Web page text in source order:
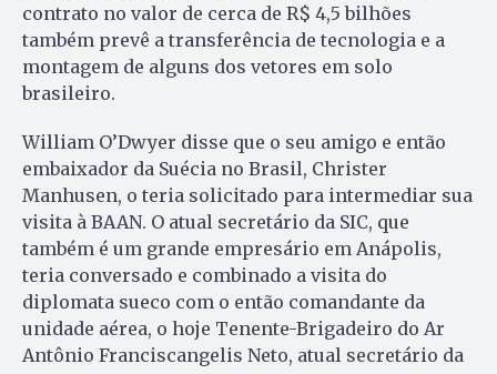
contrato no valor de cerca de R$ 4,5 bilhões
também prevê a transferência de tecnologia e a
montagem de alguns dos vetores em solo
brasileiro.
William O’Dwyer disse que o seu amigo e então
embaixador da Suécia no Brasil, Christer
Manhusen, o teria solicitado para intermediar sua
visita à BAAN. O atual secretário da SIC, que
também é um grande empresário em Anápolis,
teria conversado e combinado a visita do
diplomata sueco com o então comandante da
unidade aérea, o hoje Tenente-Brigadeiro do Ar
Antônio Franciscangelis Neto, atual secretário da